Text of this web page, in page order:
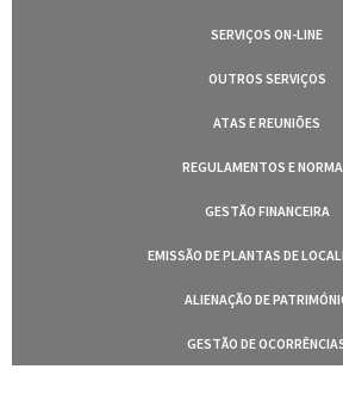
SERVIÇOS ON-LINE
OUTROS SERVIÇOS
ATAS E REUNIÕES
REGULAMENTOS E
GESTÃO FINANCEIRA
EMISSÃO DE PLANTAS DE
ALIENAÇÃO DE
GESTÃO DE